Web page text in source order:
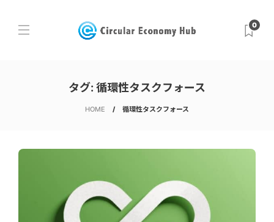
0
タグ: 循環性タスクフォース
HOME 循環性タスクフォース